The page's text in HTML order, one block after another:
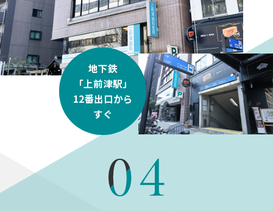
地下鉄
「上前津駅」
12番出口から
すぐ